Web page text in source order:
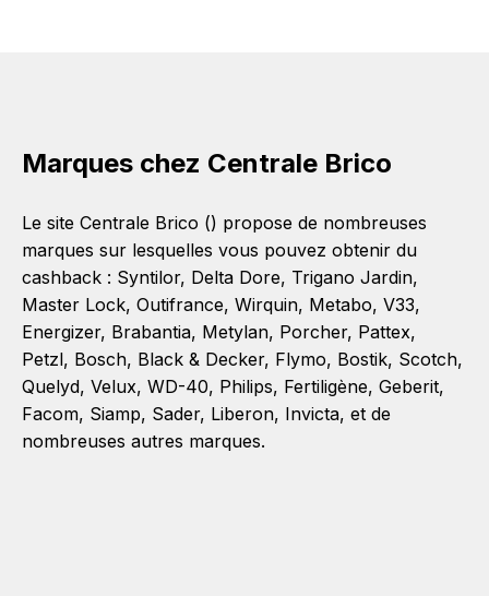
Marques chez Centrale Brico
Le site Centrale Brico () propose de nombreuses
marques sur lesquelles vous pouvez obtenir du
cashback : Syntilor, Delta Dore, Trigano Jardin,
Master Lock, Outifrance, Wirquin, Metabo, V33,
Energizer, Brabantia, Metylan, Porcher, Pattex,
Petzl, Bosch, Black & Decker, Flymo, Bostik, Scotch,
Quelyd, Velux, WD-40, Philips, Fertiligène, Geberit,
Facom, Siamp, Sader, Liberon, Invicta, et de
nombreuses autres marques.